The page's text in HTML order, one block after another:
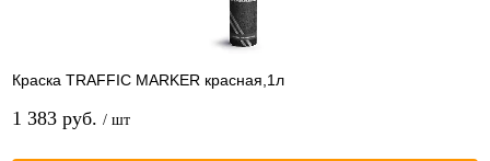
Краска TRAFFIC MARKER красная,1л
1 383 руб. / шт